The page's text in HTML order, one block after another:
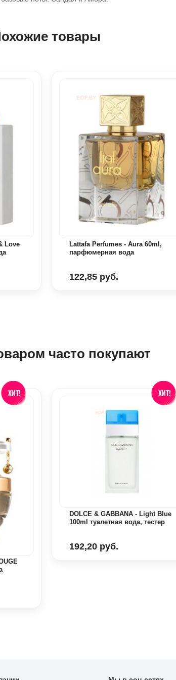
товары
Love
Lattafa Perfumes - Aura 60ml,
парфюмерная вода
122,85 руб.
часто покупают
DOLCE & GABBANA - Light Blue
100ml туалетная вода, тестер
192,20 руб.